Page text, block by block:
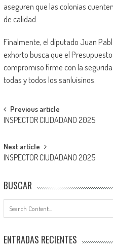
aseguren que las colonias
de calidad.
Finalmente, el diputado Juan
exhorto busca que el
compromiso firme con la
todas y todos los sanluisinos.
Post
navigation
Previous article
INSPECTOR CIUDADANO 2025
Next article
INSPECTOR CIUDADANO 2025
BUSCAR
ENTRADAS RECIENTES